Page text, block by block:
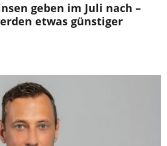
geben im Juli nach –
etwas günstiger